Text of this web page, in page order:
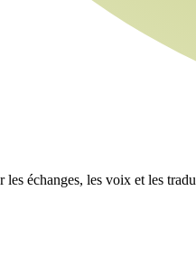
échanges, les voix et les